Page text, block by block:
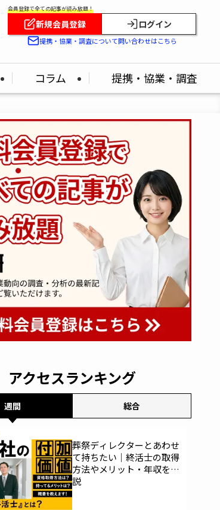
会員登録で全ての記事が読み放題！
新規会員登録 ログイン
提携・協業・調査について問い合わせはこちら
コラム 提携・協業・調査
アクセスランキング
週間 総合
葬祭ディレクターとあわせ
て持ちたい｜終活士の取得
方法やメリット・年収を解
説